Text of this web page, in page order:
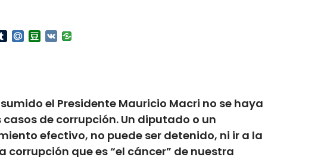
TumblrMail.RuDouban
VK
el Presidente Mauricio Macri no se haya
de corrupción. Un diputado o un
efectivo, no puede ser detenido, ni ir a la
que es “el cáncer” de nuestra